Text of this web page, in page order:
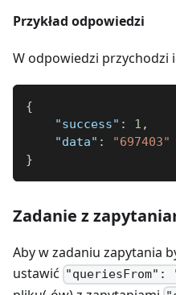
Przykład odpowiedzi
W odpowiedzi przychodzi
{
"success" : 1 ,
"data" :
"697403"
}
Zadanie z
Aby w zadaniu zapytania
ustawić